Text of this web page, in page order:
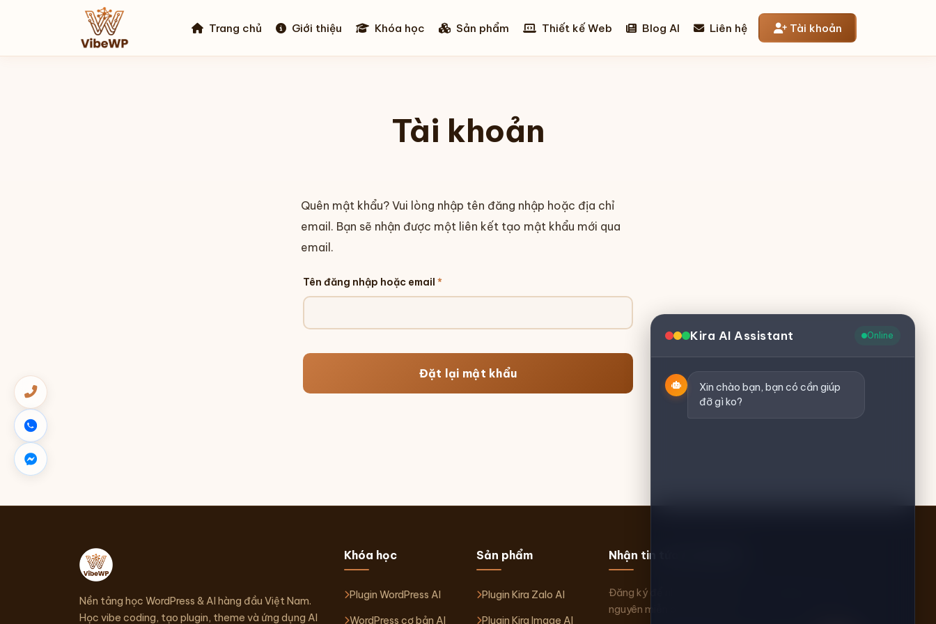
Trang chủ Giới thiệu Khóa học Sản phẩm Thiết kế Web Blog AI Liên hệ Tài khoản
Tài khoản
Quên mật khẩu? Vui lòng nhập tên đăng nhập hoặc địa chỉ
email. Bạn sẽ nhận được một liên kết tạo mật khẩu mới qua
email.
Tên đăng nhập hoặc email *Bắt
buộc
Đặt lại mật khẩu
Nền tảng học WordPress & AI hàng đầu Việt Nam.
Học vibe coding, tạo plugin, theme và ứng dụng AI
Khóa học
Plugin WordPress AI
WordPress cơ bản AI
Sản phẩm
Plugin Kira Zalo AI
Plugin Kira Image AI
Nhận tin tức AI mới nhất
Đăng ký để nhận thông báo về AI, WordPress và tài
nguyên miễn phí mỗi tuần.
Kira AI Assistant Online
Xin chào bạn, bạn có cần giúp
đỡ gì ko?